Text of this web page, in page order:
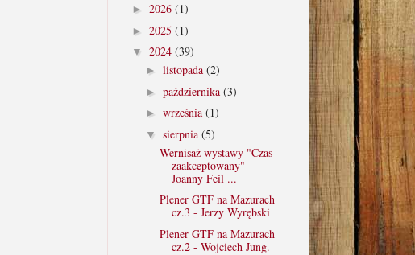
► 2026 (1)
► 2025 (1)
▼ 2024 (39)
► listopada (2)
► października (3)
► września (1)
▼ sierpnia (5)
Wernisaż wystawy "Czas
zaakceptowany"
Joanny Feil ...
Plener GTF na Mazurach
cz.3 - Jerzy Wyrębski
Plener GTF na Mazurach
cz.2 - Wojciech Jung.